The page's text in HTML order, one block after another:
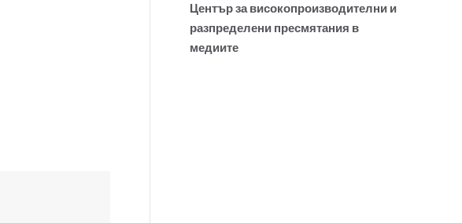
Център за високопроизводителни и
разпределени пресмятания в
медиите